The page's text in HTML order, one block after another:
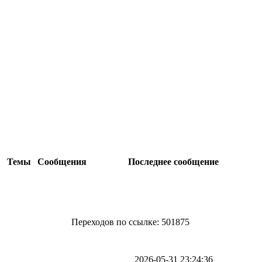
Темы Сообщения Последнее сообщение
Переходов по ссылке: 501875
2026-05-31 23:24:36